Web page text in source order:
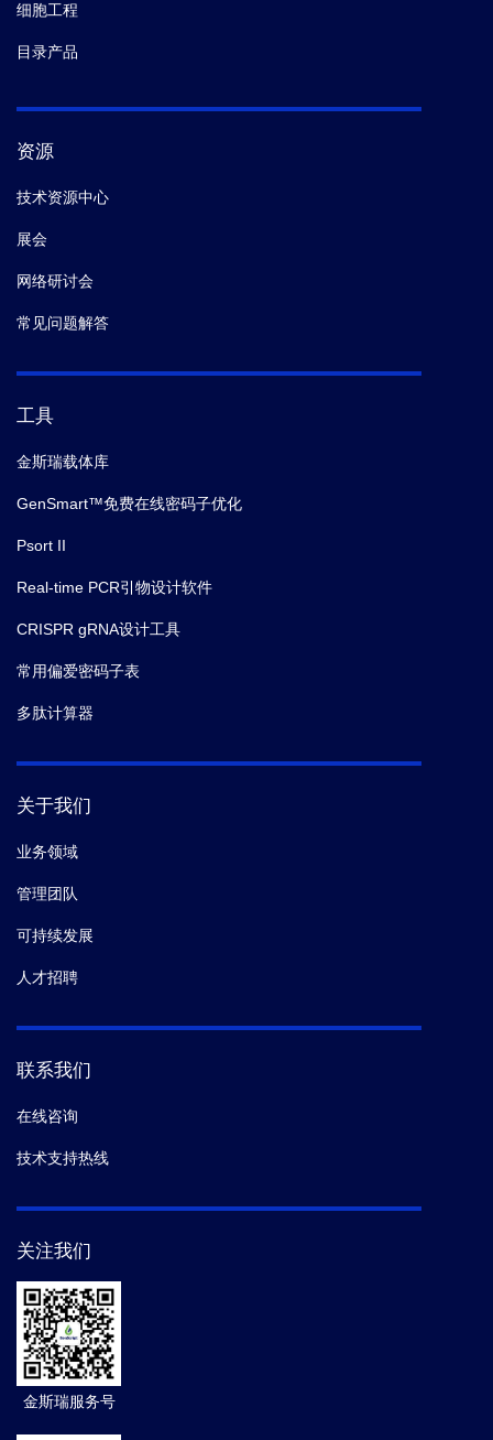
细胞工程
目录产品
资源
技术资源中心
展会
网络研讨会
常见问题解答
工具
金斯瑞载体库
GenSmart™免费在线密码子优化
Psort II
Real-time PCR引物设计软件
CRISPR gRNA设计工具
常用偏爱密码子表
多肽计算器
关于我们
业务领域
管理团队
可持续发展
人才招聘
联系我们
在线咨询
技术支持热线
关注我们
金斯瑞服务号